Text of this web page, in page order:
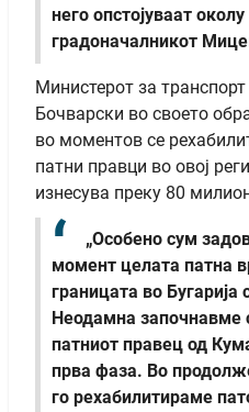
него опстојуваат
градоначалникот
Министерот за транспорт
Бочварски во своето
во моментов се
патни правци во овој
изнесува преку 80
„Особено сум
момент целата патна
границата во Бугарија
Неодамна започнавме
патниот правец од
прва фаза. Во
го рехабилитираме